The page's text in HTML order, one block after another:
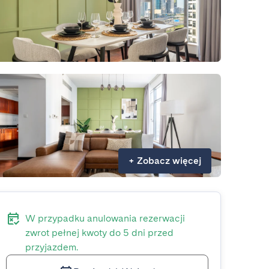
+ Zobacz więcej
W przypadku anulowania rezerwacji
zwrot pełnej kwoty do 5 dni przed
przyjazdem.